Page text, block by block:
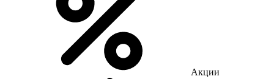
Акции